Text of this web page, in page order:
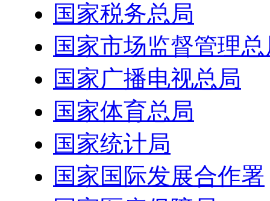
国家税务总局
国家市场监督管理
国家广播电视总局
国家体育总局
国家统计局
国家国际发展合作署